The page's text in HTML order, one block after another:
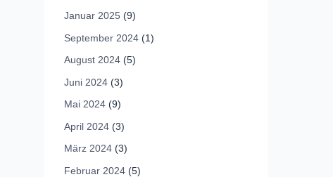
Januar 2025 (9)
September 2024 (1)
August 2024 (5)
Juni 2024 (3)
Mai 2024 (9)
April 2024 (3)
März 2024 (3)
Februar 2024 (5)